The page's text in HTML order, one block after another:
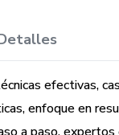
en el mercado,
enfoque práctico y
efectivas,
enfoque en